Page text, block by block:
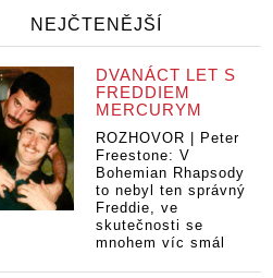
NEJČTENĚJŠÍ
DVANÁCT LET S
FREDDIEM
MERCURYM
ROZHOVOR | Peter
Freestone: V
Bohemian Rhapsody
to nebyl ten správný
Freddie, ve
skutečnosti se
mnohem víc smál